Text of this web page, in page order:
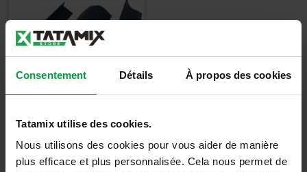
Consentement Détails À propos des cookies
Tatamix utilise des cookies.
Nous utilisons des cookies pour vous aider de manière
plus efficace et plus personnalisée. Cela nous permet de
Protection murale
connexion